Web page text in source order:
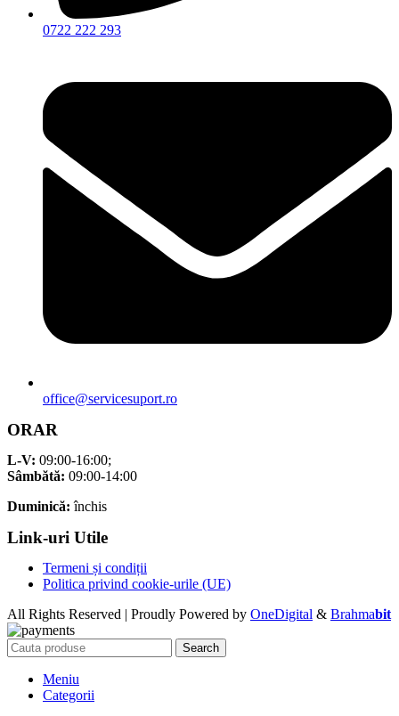
0722 222 293
office@servicesuport.ro
ORAR
L-V: 09:00-16:00;
Sâmbătă: 09:00-14:00
Duminică: închis
Link-uri Utile
Termeni și condiții
Politica privind cookie-urile (UE)
All Rights Reserved | Proudly Powered by OneDigital & Brahmabit
Search
Meniu
Categorii